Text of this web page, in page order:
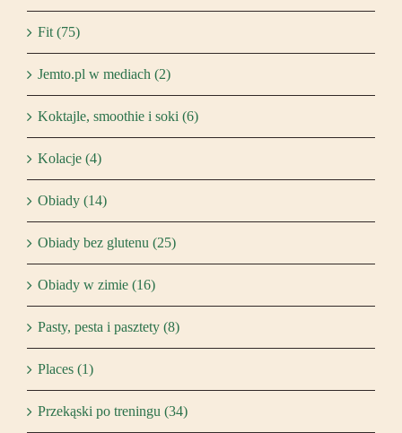
Fit (75)
Jemto.pl w mediach (2)
Koktajle, smoothie i soki (6)
Kolacje (4)
Obiady (14)
Obiady bez glutenu (25)
Obiady w zimie (16)
Pasty, pesta i pasztety (8)
Places (1)
Przekąski po treningu (34)